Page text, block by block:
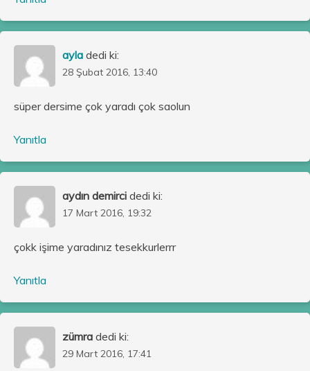
ayla dedi ki:
28 Şubat 2016, 13:40
süper dersime çok yaradı çok saolun
Yanıtla
aydın demirci dedi ki:
17 Mart 2016, 19:32
çokk işime yaradınız tesekkurlerrr
Yanıtla
zümra dedi ki:
29 Mart 2016, 17:41